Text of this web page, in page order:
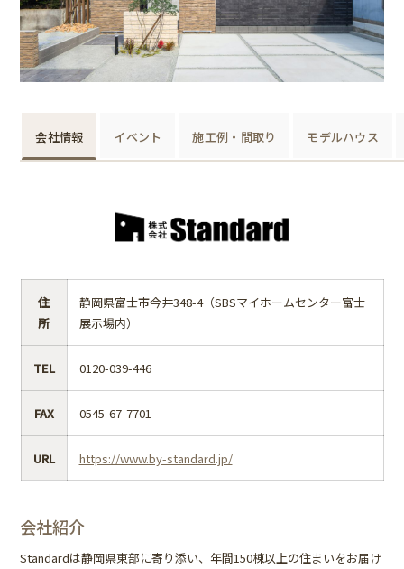
会社情報 イベント 施工例・間取り モデルハウス
住
所
静岡県富士市今井348-4（SBSマイホームセンター富士
展示場内）
TEL 0120-039-446
FAX 0545-67-7701
URL https://www.by-standard.jp/
会社紹介
Standardは静岡県東部に寄り添い、年間150棟以上の住まいをお届け